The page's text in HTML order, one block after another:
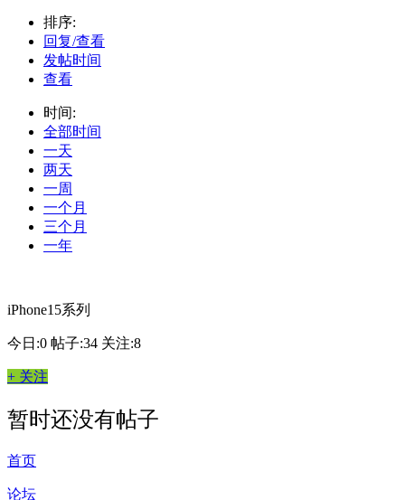
排序:
回复/查看
发帖时间
查看
时间:
全部时间
一天
两天
一周
一个月
三个月
一年
iPhone15系列
今日:0 帖子:34 关注:8
+ 关注
暂时还没有帖子
首页
论坛